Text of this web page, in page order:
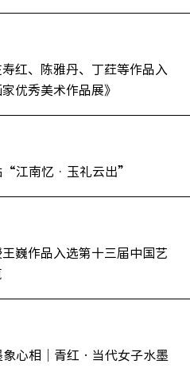
红、陈雅丹、丁​荭等作品​入
优秀美术作品展》
江南忆 · 玉礼云出”
巍作品入选第十三届中国艺
心相│青红•当代女子水墨